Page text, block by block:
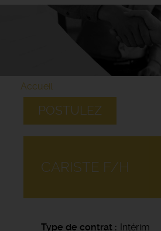
Accueil
POSTULEZ
CARISTE F/H
Type de contrat
Intérim